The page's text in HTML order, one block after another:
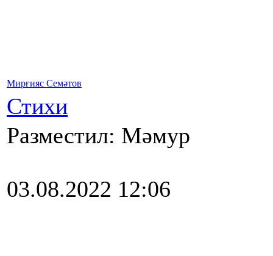
Мирғияс Семәтов
Стихи
Разместил: Мәмур
03.08.2022 12:06